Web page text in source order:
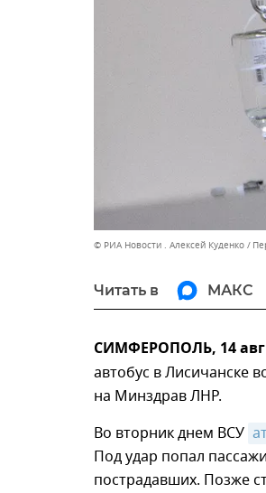
© РИА Новости . Алексей Куденко
Читать в МАКС
СИМФЕРОПОЛЬ, 14
автобус в Лисичанске
на Минздрав ЛНР.
Во вторник днем ВСУ
Под удар попал
пострадавших. Позже